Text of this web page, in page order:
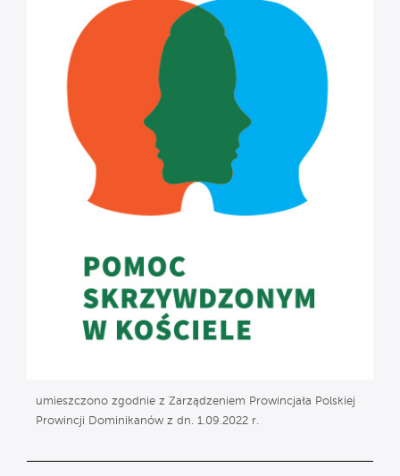
umieszczono zgodnie z Zarządzeniem Prowincjała Polskiej
Prowincji Dominikanów z dn. 1.09.2022 r.